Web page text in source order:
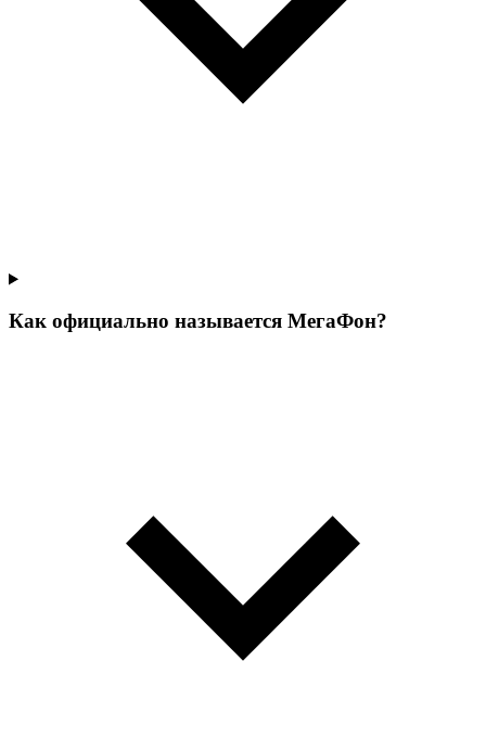
Как официально называется МегаФон?